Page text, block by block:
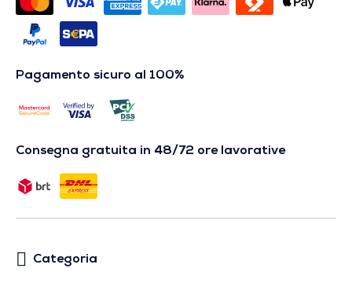
Pagamento sicuro al 100%
Consegna gratuita in 48/72 ore lavorative
Categoria